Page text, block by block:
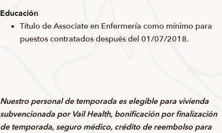
Educación
Título de Associate en Enfermería como mínimo para
puestos contratados después del 01/07/2018.
Nuestro personal de temporada es elegible para vivienda
subvencionada por Vail Health, bonificación por finalización
de temporada, seguro médico, crédito de reembolso para